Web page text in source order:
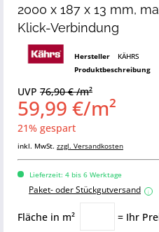
2000 x 187 x 13 mm,
Klick-Verbindung
Hersteller
KÄHRS
Produktbeschreibung
UVP 76,90 € /m²
59,99 €/m²
21% gespart
inkl. MwSt. zzgl. Versandkosten
Lieferzeit: 4 bis 6 Werktage
Paket- oder Stückgutversand i
Fläche in m² = Ihr